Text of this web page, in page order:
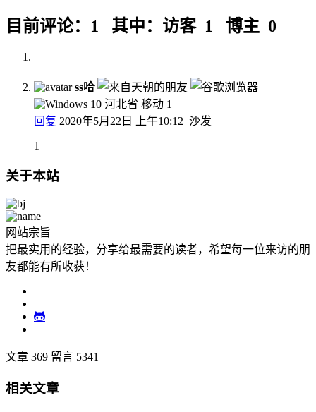
目前评论：1 其中：访客 1 博主 0
ss哈
河北省 移动 1
回复 2020年5月22日 上午10:12 沙发
1
关于本站
网站宗旨
把最实用的经验，分享给最需要的读者，希望每一位来访的朋
友都能有所收获！
文章 369 留言 5341
相关文章